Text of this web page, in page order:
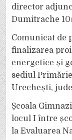
director
Dumitrache
Comunicat de
finalizarea
energetice și
sediul
Urechești,
Școala
locul I între
la Evaluarea